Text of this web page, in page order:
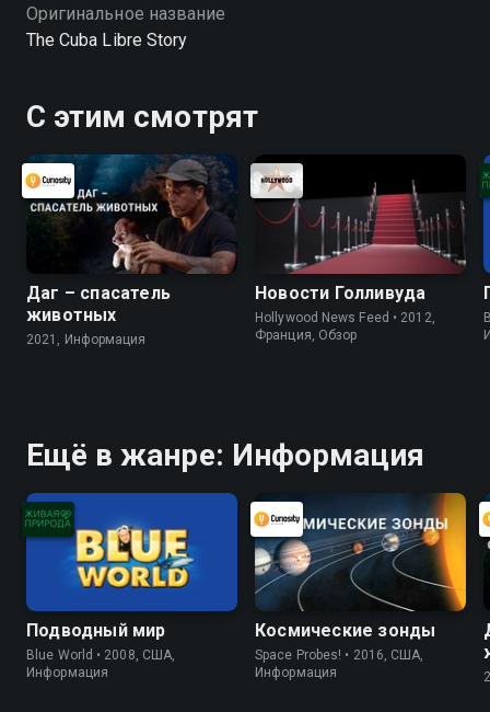
Оригинальное название
The Сuba Libre Story
С этим смотрят
Даг – спасатель
животных
2021, Информация
Новости Голливуда
Hollywood News Feed • 2012,
Франция, Обзор
Ещё в жанре: Информация
Подводный мир
Blue World • 2008, США,
Информация
Космические зонды
Space Probes! • 2016, США,
Информация